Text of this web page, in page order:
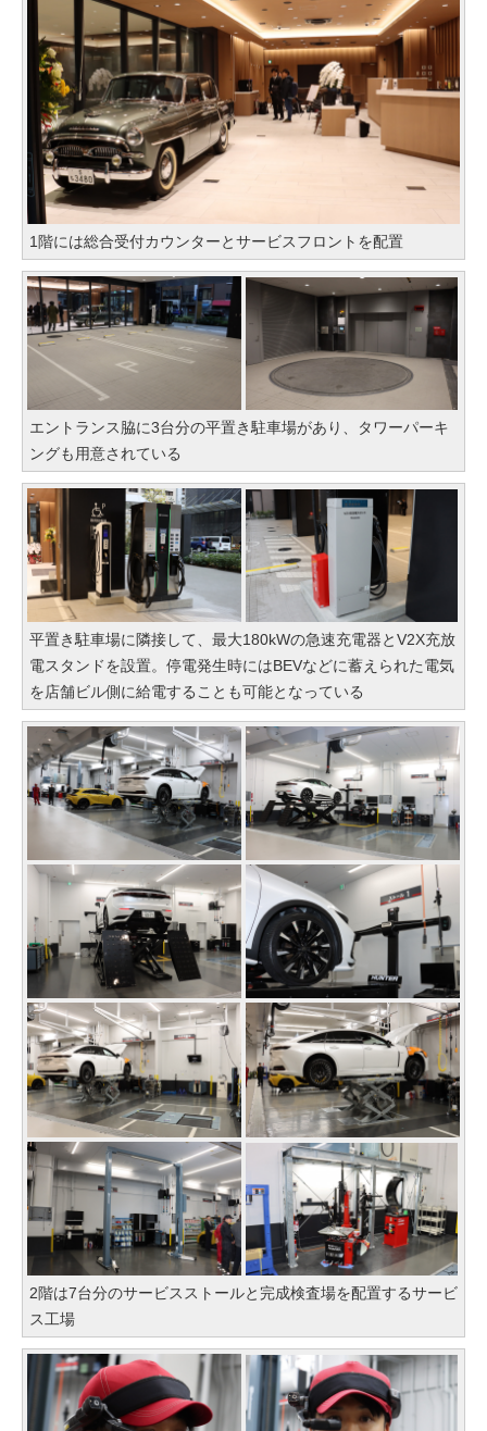
1階には総合受付カウンターとサービスフロントを配置
エントランス脇に3台分の平置き駐車場があり、タワーパーキ
ングも用意されている
平置き駐車場に隣接して、最大180kWの急速充電器とV2X充放
電スタンドを設置。停電発生時にはBEVなどに蓄えられた電気
を店舗ビル側に給電することも可能となっている
2階は7台分のサービスストールと完成検査場を配置するサービ
ス工場